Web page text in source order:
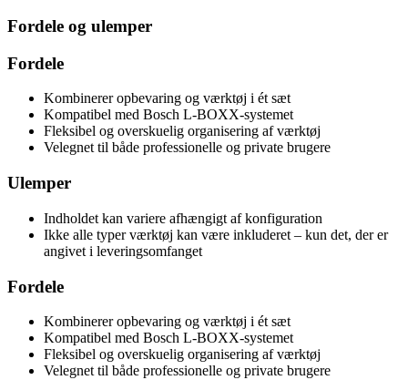
Fordele og ulemper
Fordele
Kombinerer opbevaring og værktøj i ét sæt
Kompatibel med Bosch L-BOXX-systemet
Fleksibel og overskuelig organisering af værktøj
Velegnet til både professionelle og private brugere
Ulemper
Indholdet kan variere afhængigt af konfiguration
Ikke alle typer værktøj kan være inkluderet – kun det, der er
angivet i leveringsomfanget
Fordele
Kombinerer opbevaring og værktøj i ét sæt
Kompatibel med Bosch L-BOXX-systemet
Fleksibel og overskuelig organisering af værktøj
Velegnet til både professionelle og private brugere